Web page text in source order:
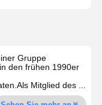
Gruppe
den frühen 1990er
Mitglied des ...